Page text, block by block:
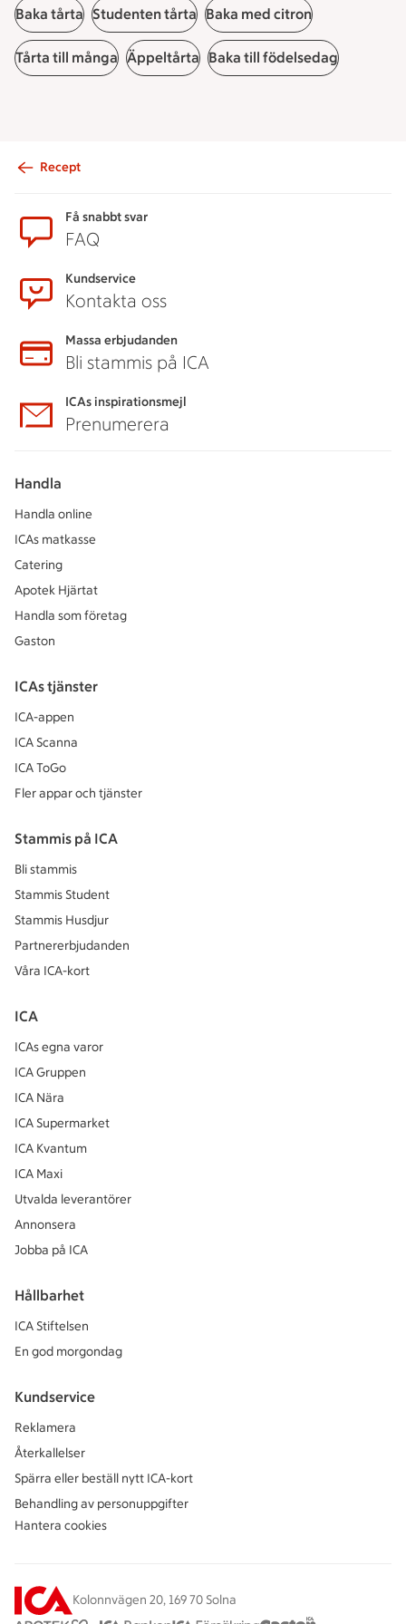
Baka tårta Studenten tårta Baka med citron
Tårta till många Äppeltårta Baka till födelsedag
Recept
Få snabbt svar
FAQ
Kundservice
Kontakta oss
Massa erbjudanden
Bli stammis på ICA
ICAs inspirationsmejl
Prenumerera
Handla
Handla online
ICAs matkasse
Catering
Apotek Hjärtat
Handla som företag
Gaston
ICAs tjänster
ICA-appen
ICA Scanna
ICA ToGo
Fler appar och tjänster
Stammis på ICA
Bli stammis
Stammis Student
Stammis Husdjur
Partnererbjudanden
Våra ICA-kort
ICA
ICAs egna varor
ICA Gruppen
ICA Nära
ICA Supermarket
ICA Kvantum
ICA Maxi
Utvalda leverantörer
Annonsera
Jobba på ICA
Hållbarhet
ICA Stiftelsen
En god morgondag
Kundservice
Reklamera
Återkallelser
Spärra eller beställ nytt ICA-kort
Behandling av personuppgifter
Hantera cookies
Kolonnvägen 20, 169 70 Solna